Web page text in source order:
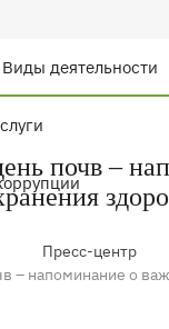
Виды деятельности
почв –
Пресс-центр
– напоминание о